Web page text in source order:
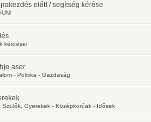
előtt / segítség kérése
kérdései
aser
- Politika - Gazdaság
Szülők, Gyerekek - Középkorúak - Idősek